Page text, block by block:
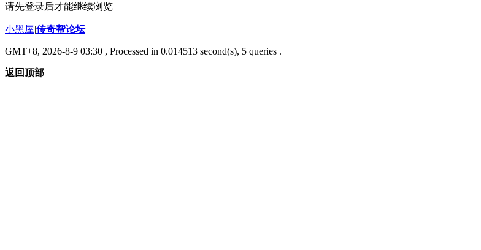
请先登录后才能继续浏览
小黑屋|传奇帮论坛
GMT+8, 2026-8-9 03:30 , Processed in 0.014513 second(s), 5 queries .
返回顶部